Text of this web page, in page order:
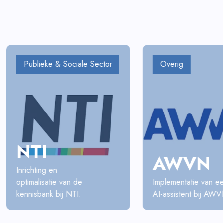
Publieke & Sociale Sector
NTI
Inrichting en
optimalisatie van de
kennisbank bij NTI.
Overig
AWVN
Implementatie van
AI-assistent bij